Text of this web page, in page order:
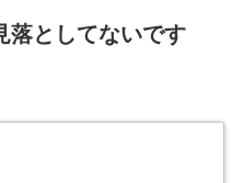
落としてないです